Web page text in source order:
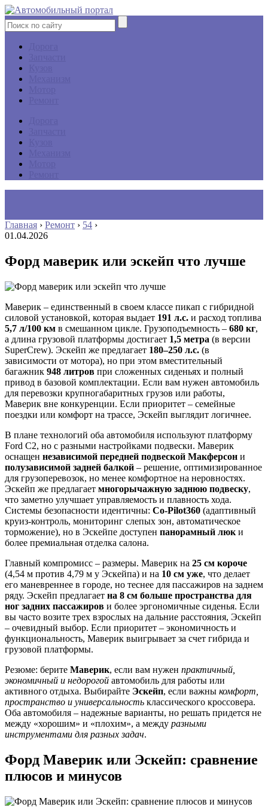
Главная › Ремонт › 54 ›
01.04.2026
Форд маверик или эскейп что лучше
Маверик – единственный в своем классе пикап с гибридной
силовой установкой, которая выдает 191 л.с. и расход топлива
5,7 л/100 км в смешанном цикле. Грузоподъемность – 680 кг,
а длина грузовой платформы достигает 1,5 метра (в версии
SuperCrew). Эскейп же предлагает 180–250 л.с. (в
зависимости от мотора), но при этом вместительный
багажник 948 литров при сложенных сиденьях и полный
привод в базовой комплектации. Если вам нужен автомобиль
для перевозки крупногабаритных грузов или работы,
Маверик вне конкуренции. Если приоритет – семейные
поездки или комфорт на трассе, Эскейп выглядит логичнее.
В плане технологий оба автомобиля используют платформу
Ford C2, но с разными настройками подвески. Маверик
оснащен независимой передней подвеской Макферсон и
полузависимой задней балкой – решение, оптимизированное
для грузоперевозок, но менее комфортное на неровностях.
Эскейп же предлагает многорычажную заднюю подвеску,
что заметно улучшает управляемость и плавность хода.
Системы безопасности идентичны: Co-Pilot360 (адаптивный
круиз-контроль, мониторинг слепых зон, автоматическое
торможение), но в Эскейпе доступен панорамный люк и
более премиальная отделка салона.
Главный компромисс – размеры. Маверик на 25 см короче
(4,54 м против 4,79 м у Эскейпа) и на 10 см уже, что делает
его маневреннее в городе, но теснее для пассажиров на заднем
ряду. Эскейп предлагает на 8 см больше пространства для
ног задних пассажиров и более эргономичные сиденья. Если
вы часто возите трех взрослых на дальние расстояния, Эскейп
– очевидный выбор. Если приоритет – экономичность и
функциональность, Маверик выигрывает за счет гибрида и
грузовой платформы.
Резюме: берите Маверик, если вам нужен практичный,
экономичный и недорогой автомобиль для работы или
активного отдыха. Выбирайте Эскейп, если важны комфорт,
пространство и универсальность классического кроссовера.
Оба автомобиля – надежные варианты, но решать придется не
между «хорошим» и «плохим», а между разными
инструментами для разных задач.
Форд Маверик или Эскейп: сравнение
плюсов и минусов